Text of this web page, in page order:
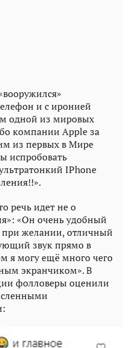
и с иронией
одной из мировых
компании Apple за
из первых в Мире
испробовать
IPhone
речь идет не о
«Он очень удобный
при желании, отличный
звук прямо в
я могу ещё много чего
экранчиком». В
фолловеры оценили